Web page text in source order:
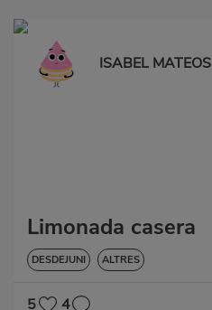
ISABEL MATEOS
Limonada casera
DESDEJUNI ALTRES
5 4